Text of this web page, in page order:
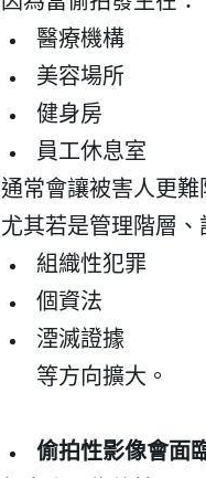
醫療機構
美容場所
健身房
員工休息室
通常會讓被害人更難
尤其若是管理階層、
組織性犯罪
個資法
湮滅證據
等方向擴大。
偷拍性影像會面